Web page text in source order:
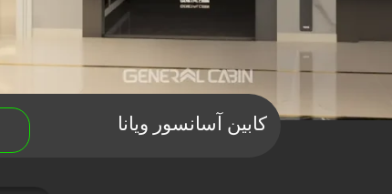
کابین آسانسور ویانا